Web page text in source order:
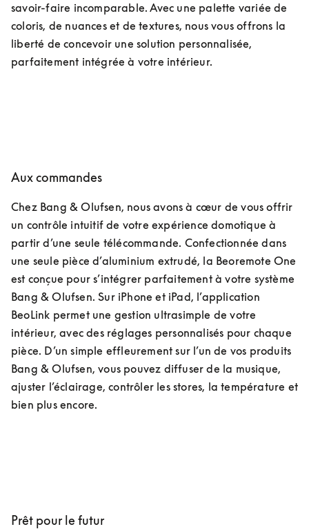
savoir-faire incomparable. Avec une palette variée de
coloris, de nuances et de textures, nous vous offrons la
liberté de concevoir une solution personnalisée,
parfaitement intégrée à votre intérieur.
Aux commandes
Chez Bang & Olufsen, nous avons à cœur de vous offrir
un contrôle intuitif de votre expérience domotique à
partir d’une seule télécommande. Confectionnée dans
une seule pièce d’aluminium extrudé, la Beoremote One
est conçue pour s’intégrer parfaitement à votre système
Bang & Olufsen. Sur iPhone et iPad, l’application
BeoLink permet une gestion ultrasimple de votre
intérieur, avec des réglages personnalisés pour chaque
pièce. D’un simple effleurement sur l’un de vos produits
Bang & Olufsen, vous pouvez diffuser de la musique,
ajuster l’éclairage, contrôler les stores, la température et
bien plus encore.
Prêt pour le futur